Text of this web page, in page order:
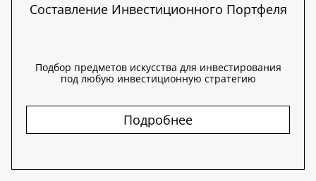
Составление Инвестиционного Портфеля
Подбор предметов искусства для инвестирования
под любую инвестиционную стратегию
Подробнее